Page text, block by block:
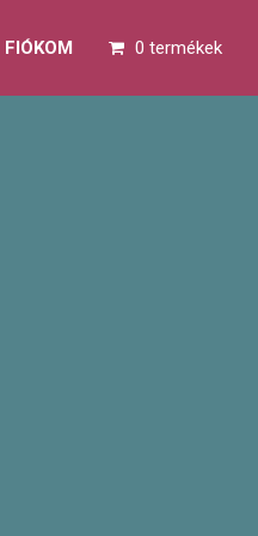
FIÓKOM 0 termékek